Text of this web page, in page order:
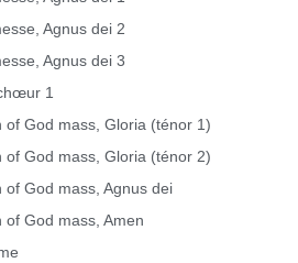
Agnus dei 2
Agnus dei 3
1
of God mass, Gloria (ténor 1)
of God mass, Gloria (ténor 2)
God mass, Agnus dei
God mass, Amen